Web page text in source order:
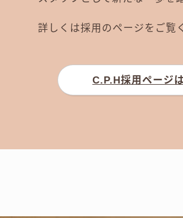
詳しくは採用のページをご覧
C.P.H採用ページ